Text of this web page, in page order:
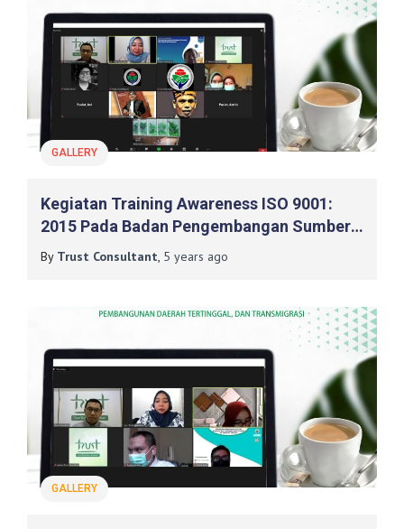
GALLERY
Kegiatan Training Awareness ISO 9001:
2015 Pada Badan Pengembangan Sumber
Daya Manusia Dan Pemberdayaan
By Trust Consultant, 5 years ago
GALLERY